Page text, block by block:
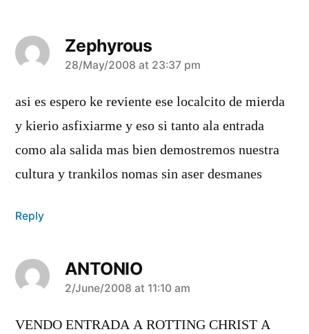
Zephyrous
says:
28/May/2008 at 23:37 pm
asi es espero ke reviente ese localcito de mierda
y kierio asfixiarme y eso si tanto ala entrada
como ala salida mas bien demostremos nuestra
cultura y trankilos nomas sin aser desmanes
Reply
ANTONIO
says:
2/June/2008 at 11:10 am
VENDO ENTRADA A ROTTING CHRIST A